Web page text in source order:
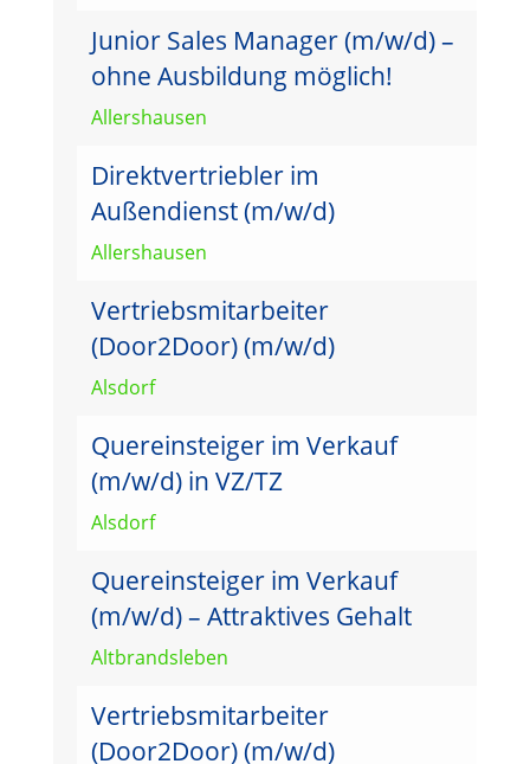
Junior Sales Manager (m/w/d) –
ohne Ausbildung möglich!
Allershausen
Direktvertriebler im
Außendienst (m/w/d)
Allershausen
Vertriebsmitarbeiter
(Door2Door) (m/w/d)
Alsdorf
Quereinsteiger im Verkauf
(m/w/d) in VZ/TZ
Alsdorf
Quereinsteiger im Verkauf
(m/w/d) – Attraktives Gehalt
Altbrandsleben
Vertriebsmitarbeiter
(Door2Door) (m/w/d)